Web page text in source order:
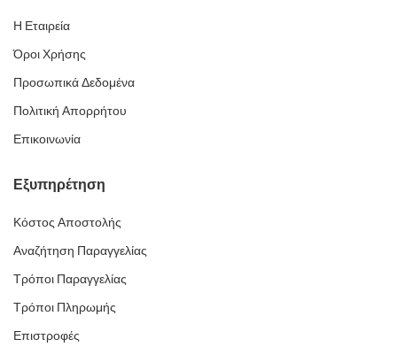
Η Εταιρεία
Όροι Χρήσης
Προσωπικά Δεδομένα
Πολιτική Απορρήτου
Επικοινωνία
Εξυπηρέτηση
Κόστος Αποστολής
Αναζήτηση Παραγγελίας
Τρόποι Παραγγελίας
Τρόποι Πληρωμής
Επιστροφές